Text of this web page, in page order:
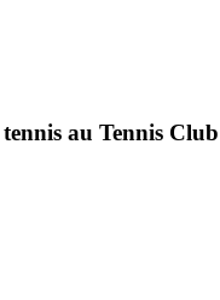
tennis au Tennis